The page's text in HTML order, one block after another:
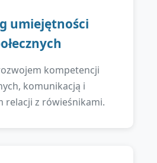
umiejętności
kompetencji
komunikacją i
relacji z rówieśnikami.